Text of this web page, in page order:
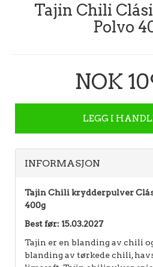
Tajin Chili
Polvo
NOK
LEGG I
INFORMASJON
Tajin Chili krydderpulver
400g
Best før: 15.03.2027
Tajin er en blanding av chili
blanding av tørkede chili,